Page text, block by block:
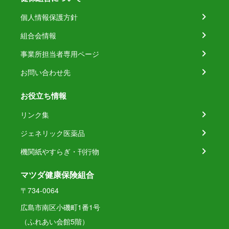
個人情報保護方針
組合会情報
事業所担当者専用ページ
お問い合わせ先
お役立ち情報
リンク集
ジェネリック医薬品
機関紙やすらぎ・刊行物
マツダ健康保険組合
〒734-0064
広島市南区小磯町1番1号
（ふれあい会館5階）